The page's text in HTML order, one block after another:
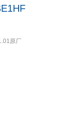
原厂